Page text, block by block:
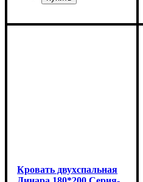
Ширина: 160 см
Кровать двухспальная